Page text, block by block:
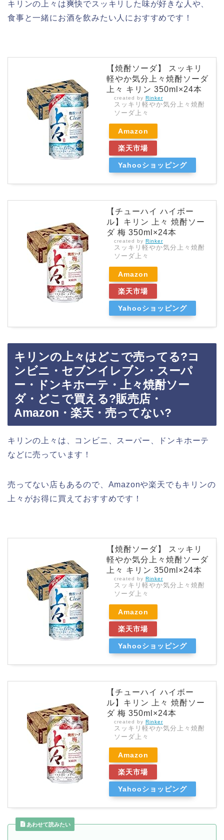
キリンの上々は爽快でスッキリした味が好きな人や、
食事と一緒にお酒を飲みたい人におすすめです！
【焼酎ソーダ】 スッキリ
軽やか気分上々焼酎ソーダ
上々 キリン 350ml×24本
created by Rinker
スッキリ軽やか気分上々焼酎
ソーダ上々
Amazon
楽天市場
Yahooショッピング
【チューハイ ハイボー
ル】キリン 上々 焼酎ソー
ダ 梅 350ml×24本
created by Rinker
スッキリ軽やか気分上々焼酎
ソーダ上々
Amazon
楽天市場
Yahooショッピング
キリンの上々はどこで売ってる?コ
ンビニ・セブンイレブン・スーパ
ー・ドンキホーテ・上々焼酎ソー
ダ・どこで買える?販売店・
Amazon・楽天・売ってない?
キリンの上々は、コンビニ、スーパー、ドンキホーテ
などに売っています！
売ってない店もあるので、Amazonや楽天でもキリンの
上々がお得に買えておすすめです！
【焼酎ソーダ】 スッキリ
軽やか気分上々焼酎ソーダ
上々 キリン 350ml×24本
created by Rinker
スッキリ軽やか気分上々焼酎
ソーダ上々
Amazon
楽天市場
Yahooショッピング
【チューハイ ハイボー
ル】キリン 上々 焼酎ソー
ダ 梅 350ml×24本
created by Rinker
スッキリ軽やか気分上々焼酎
ソーダ上々
Amazon
楽天市場
Yahooショッピング
あわせて読みたい